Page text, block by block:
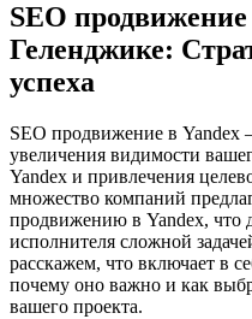
SEO
Геленджике:
успеха
SEO продвижение в Yandex
увеличения видимости
Yandex и привлечения
множество компаний
продвижению в Yandex, что
исполнителя сложной
расскажем, что включает в
почему оно важно и как
вашего проекта.